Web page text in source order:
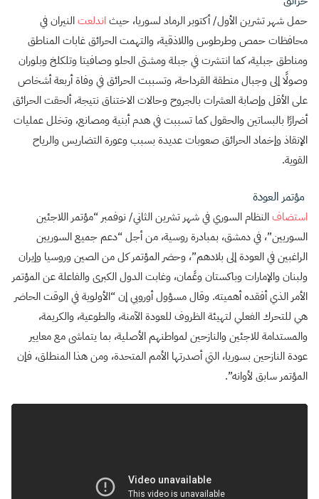
حمل شهر تشرين الأول/ أكتوبر الرماد لسوريا، حيثاندلعتالنيران في
محافظات حمص وطرطوس واللاذقية، والتهمت الحرائق غابات المناطق
ومناطق جبلية، كما انتشرت في جبلة ومشتى الحلو وصافيتا وتلكلخ وبلوران
وصولًا إلى وجبال منطقة القرداحة، وتسببت الحرائق في وفاة أربعة أشخاص
على الأقل وإصابة العشرات بالجروح وحالات الاختناق نتيجة، ألحقت الحرائق
أضرارًا بالبساتين والحقول كما تسببت في هدم أبنية ومصانع، وتخلل عمليات
الإنقاذ وإخماد الحرائق صعوبات عديدة بسبب وعورة التضاريس والرياح
القوية.
مؤتمر العودة
استضافالنظام السوري في شهر تشرين الثاني/ نوفمبر “مؤتمر اللاجئين
السوريين”، في دمشق، بمبادرة روسية، من أجل “دعم جميع السوريين
الراغبين في العودة إلى بلادهم”، وحضر المؤتمر كل من الصين وروسيا وإيران
ولبنان والإمارات وباكستان وعًمان، وغابت الدول الكبرى والفاعلة عن المؤتمر
الأمر الذي أفقده أهميته. وقال مسؤول أوروبي إن “الأولوية في الوقت الحاضر
هي للتحرك الفعلي لتهيئة الظروف للعودة الآمنة، والطوعية، والكريمة،
والمستدامة للاجئين والنازحين لمواطنهم الأصلية، بما يتماشى مع معايير
عودة النازحين بسوريا، التي أصدرتها الأمم المتحدة، ومن هذا المنطلق، فإن
المؤتمر سابق لأوانه”.